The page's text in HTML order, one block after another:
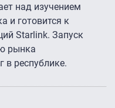
над изучением
и готовится к
Starlink. Запуск
рынка
в республике.